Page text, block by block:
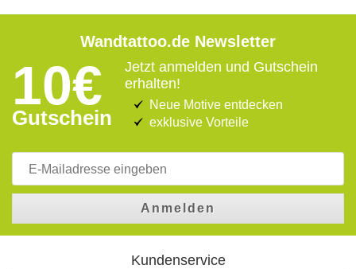
Wandtattoo.de Newsletter
10€
Gutschein
Jetzt anmelden und Gutschein
erhalten!
Neue Motive entdecken
exklusive Vorteile
Anmelden
Kundenservice